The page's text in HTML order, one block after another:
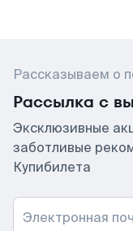
Рассказываем о
Рассылка с
Эксклюзивные
заботливые
Купибилета
Электронная